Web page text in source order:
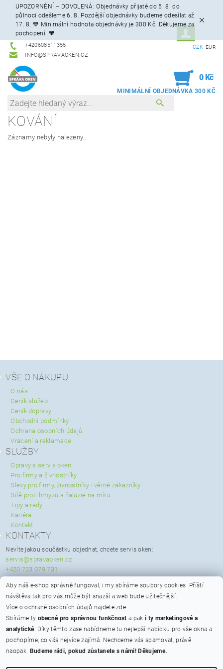
UPOZORNĚNÍ – DOVOLENÁ: Objednávky přijaté do 5. 8. do
půlnoci odešleme 6. 8. Pozdější objednávky budeme odesílat až
17. 8. 💙 Minimální hodnota objednávky je 300 Kč. Děkujeme za
pochopení. 🧡
+420608511355
INFO@SPRAVAOKEN.CZ
CZK EUR
0 Kč
KOVÁNÍ
Záznamy nebyly nalezeny...
VŠE O NÁKUPU
O nás
Ceník služeb
Ceník dopravy
Obchodní podmínky
Ochrana osobních údajů
Vrácení a reklamace
SLUŽBY
Opravy a servis oken
Pro firmy a živnostníky
Slevy pro firmy, živnostníky i věrné zákazníky
Sítě proti hmyzu a žaluzie na míru
Tipy a rady
Kariéra
Kontakt
KONTAKTY
Nevíte jakou součástku objednat, chcete servis oken:
servis@spravaoken.cz
+420 723 079 731
info@spravaoken.cz
+420 608 511 355
Na bateriích 475/23, Praha 6 - Břevnov, PSČ 162 00
Otevírací doba
ikony
Aby náš e-shop správně fungoval, i my sbíráme soubory cookies. Příští
návštěva tak pro vás může být snazší a web bude užitečnější.
Více o ochraně osobních údajů najdete zde.
Sbíráme ty obecné pro správnou funkčnost a paki ty marketingové a
analytické. Díky těmto zase nabídneme tu nejlepší nabídku pro vše okna a
pochopíme, co vás nejvíce zajímá. Nechceme vás spamovat, právě
naopak. Budeme rádi, pokud zůstanete s námi! Děkujeme.